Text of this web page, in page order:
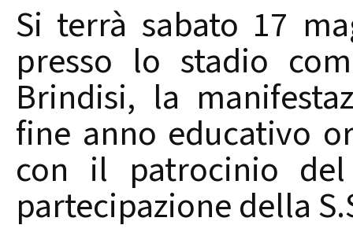
Si terrà sabato 17
presso lo stadio
Brindisi, la
fine anno educativo
con il patrocinio
partecipazione della